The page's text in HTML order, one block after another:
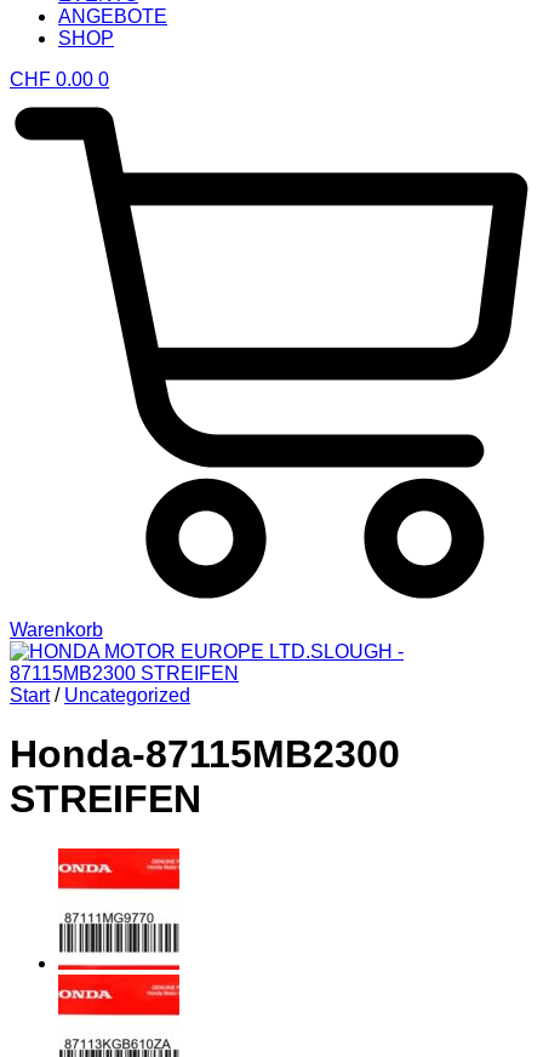
ANGEBOTE
SHOP
CHF 0.00 0
Warenkorb
Start / Uncategorized
Honda-87115MB2300
STREIFEN